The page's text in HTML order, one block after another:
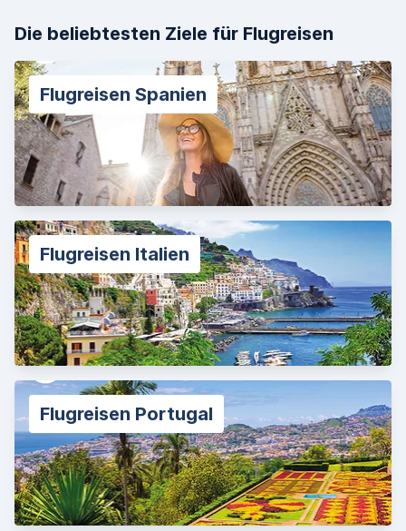
Die beliebtesten Ziele für Flugreisen
Flugreisen Spanien
Flugreisen Italien
Flugreisen Portugal